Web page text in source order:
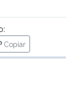
Copiar
para área de